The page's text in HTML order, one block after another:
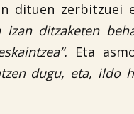
dituen
ditzaketen
Eta
dugu, eta, ildo